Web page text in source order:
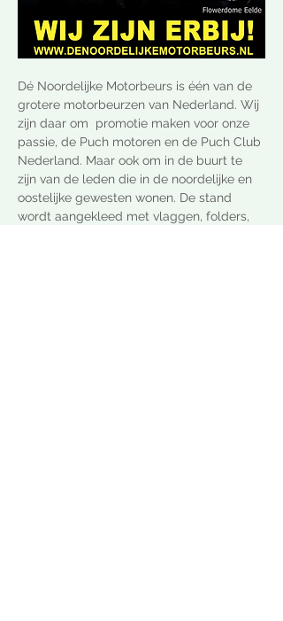
Dé Noordelijke Motorbeurs is één van de
grotere motorbeurzen van Nederland. Wij
zijn daar om  promotie maken voor onze
passie, de Puch motoren en de Puch Club
Nederland. Maar ook om in de buurt te
zijn van de leden die in de noordelijke en
oostelijke gewesten wonen. De stand
wordt aangekleed met vlaggen, folders,